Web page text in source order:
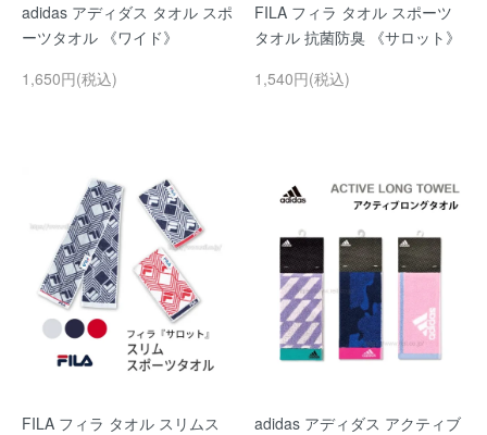
adidas アディダス タオル スポ
ーツタオル 《ワイド》
1,650円(税込)
FILA フィラ タオル スポーツ
タオル 抗菌防臭 《サロット》
1,540円(税込)
FILA フィラ タオル スリムス
adidas アディダス アクティブ